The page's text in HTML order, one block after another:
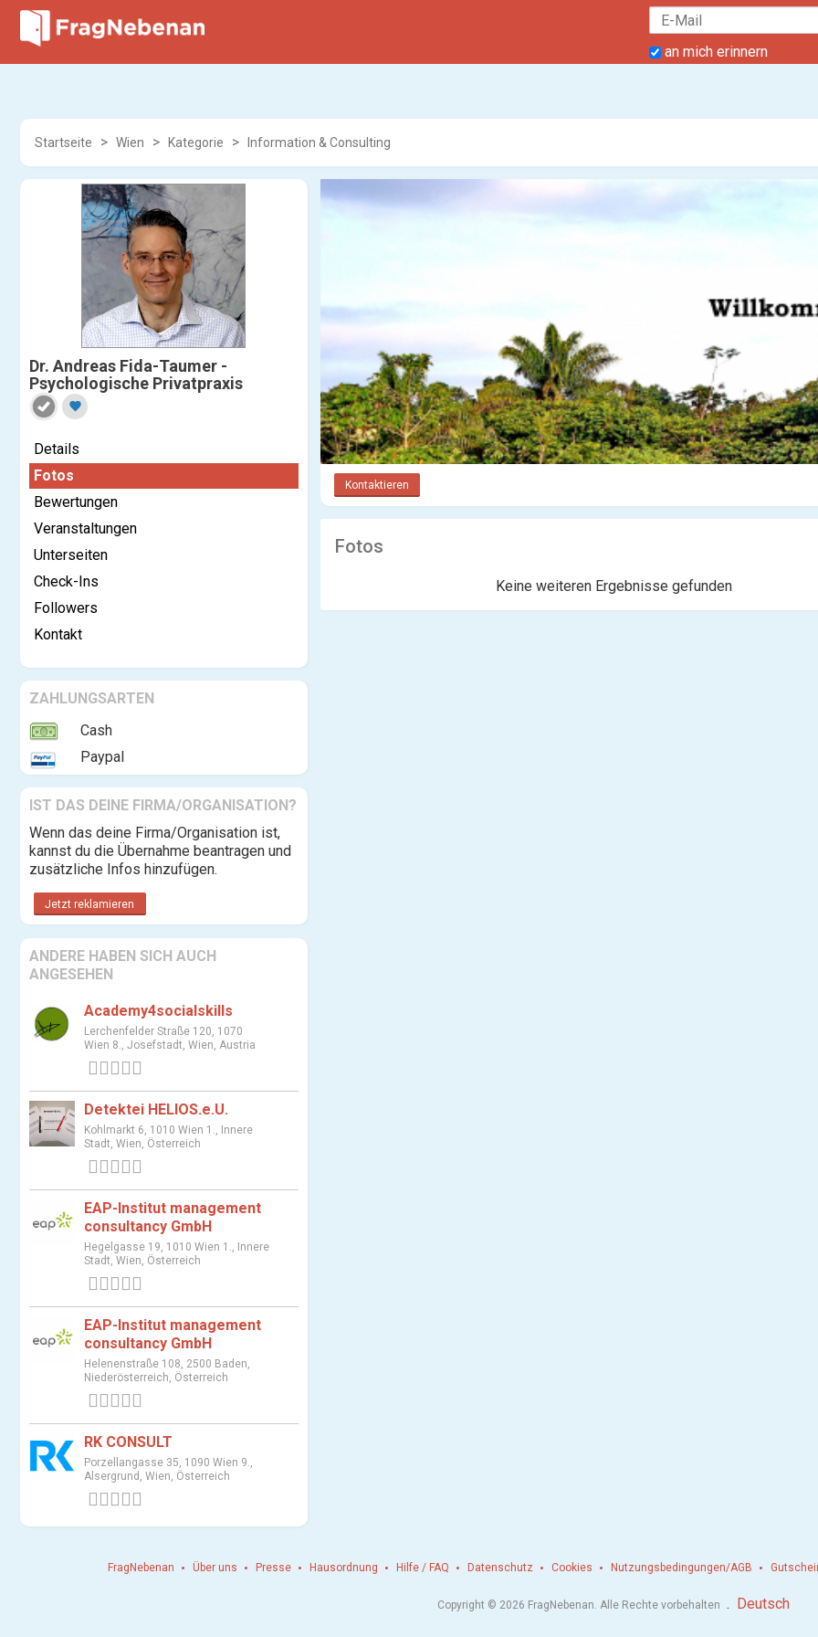
an mich erinnern
Startseite Wien Kategorie Information & Consulting
Dr. Andreas Fida-Taumer -
Psychologische Privatpraxis
favorite
Details
Fotos
Bewertungen
Veranstaltungen
Unterseiten
Check-Ins
Followers
Kontakt
ZAHLUNGSARTEN
Cash
Paypal
IST DAS DEINE FIRMA/ORGANISATION?
Wenn das deine Firma/Organisation ist,
kannst du die Übernahme beantragen und
zusätzliche Infos hinzufügen.
Jetzt reklamieren
ANDERE HABEN SICH AUCH
ANGESEHEN
Academy4socialskills
Lerchenfelder Straße 120, 1070
Wien 8., Josefstadt, Wien, Austria
Detektei HELIOS.e.U.
Kohlmarkt 6, 1010 Wien 1., Innere
Stadt, Wien, Österreich
EAP-Institut management
consultancy GmbH
Hegelgasse 19, 1010 Wien 1., Innere
Stadt, Wien, Österreich
EAP-Institut management
consultancy GmbH
Helenenstraße 108, 2500 Baden,
Niederösterreich, Österreich
RK CONSULT
Porzellangasse 35, 1090 Wien 9.,
Alsergrund, Wien, Österreich
Kontaktieren
Fotos
Keine weiteren Ergebnisse gefunden
FragNebenan Über uns Presse Hausordnung Hilfe / FAQ Datenschutz Cookies Nutzungsbedingungen/AGB
Copyright © 2026 FragNebenan. Alle Rechte vorbehalten . Deutsch